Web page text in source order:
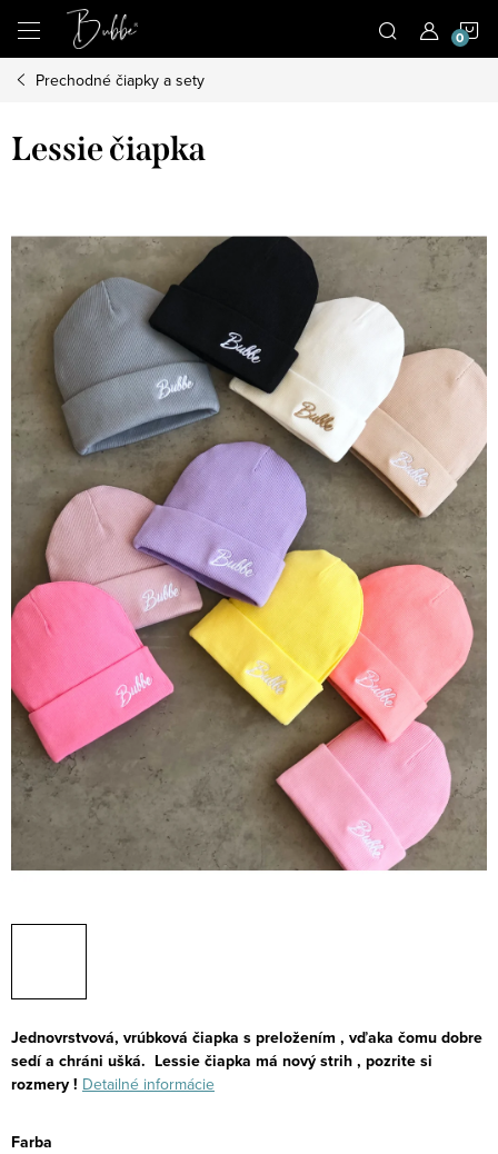
obsah
Prechodné čiapky a sety
Lessie čiapka
Jednovrstvová, vrúbková čiapka s preložením , vďaka čomu dobre
sedí a chráni ušká. Lessie čiapka má nový strih , pozrite si
rozmery ! Detailné informácie
Farba